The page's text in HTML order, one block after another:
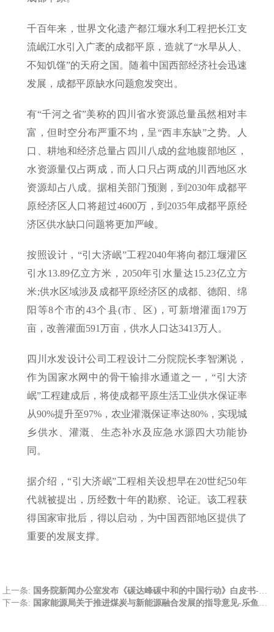
千百年来，世界文化遗产都江堰水利工程把长江支
流岷江水引入广袤的成都平原，造就了“水旱从人、
不知饥馑”的天府之国。随着中国西部经济社会迅速
发展，成都平原缺水问题愈发突出。
有“千河之省”美称的四川省水资源总量虽然相对丰
富，但时空分布严重不均，呈“西丰东缺”之势。人
口、耕地和经济总量占四川八成的盆地腹部地区，
水资源量仅占两成，而人口只占两成的川西地区水
资源却占八成。据相关部门预测，到2030年成都平
原经济区人口将超过4600万，到2035年成都平原经
济区供水缺口问题将更加严峻。
按照设计，“引大济岷”工程2040年将向都江堰灌区
引水13.89亿立方米，2050年引水量达15.23亿立方
米;供水区域涉及成都平原经济区的成都、德阳、绵
阳等8个市的43个县(市、区)，可新增灌面179万
亩，改善灌面591万亩，供水人口达3413万人。
四川水发设计公司工程设计二分院院长李智渊说，
作为国家水网中的骨干输排水通道之一，“引大济
岷”工程建成后，将使成都平原生活工业供水保证率
从90%提升至97%，农业灌溉保证率达80%，实现城
乡供水、灌溉、生态补水及应急水源四大功能协
同。
据介绍，“引大济岷”工程相关设想早在20世纪50年
代就被提出，历经数十年的勘察、论证。该工程获
得国家审批后，得以启动，为中国西部地区提供了
重要的发展支撑。
上一条: 国务院新闻办公室发布《碳达峰碳中和的中国行动》白皮书-乐鱼体育
下一条: 国家能源局关于推进煤炭与新能源融合发展的指导意见-乐鱼体育